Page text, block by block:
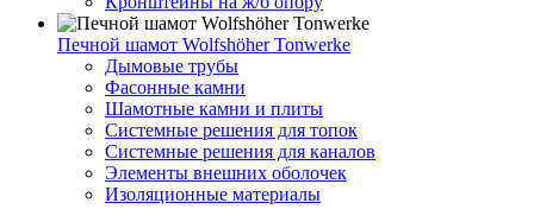
Печной шамот Wolfshöher Tonwerke
Дымовые трубы
Фасонные камни
Шамотные камни и плиты
Системные решения для топок
Системные решения для каналов
Элементы внешних оболочек
Изоляционные материалы